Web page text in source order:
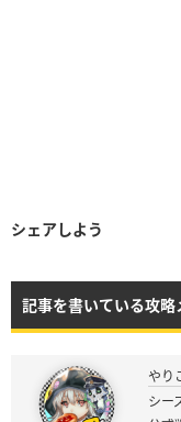
シェアしよう
記事を書いている攻略
やり
シー